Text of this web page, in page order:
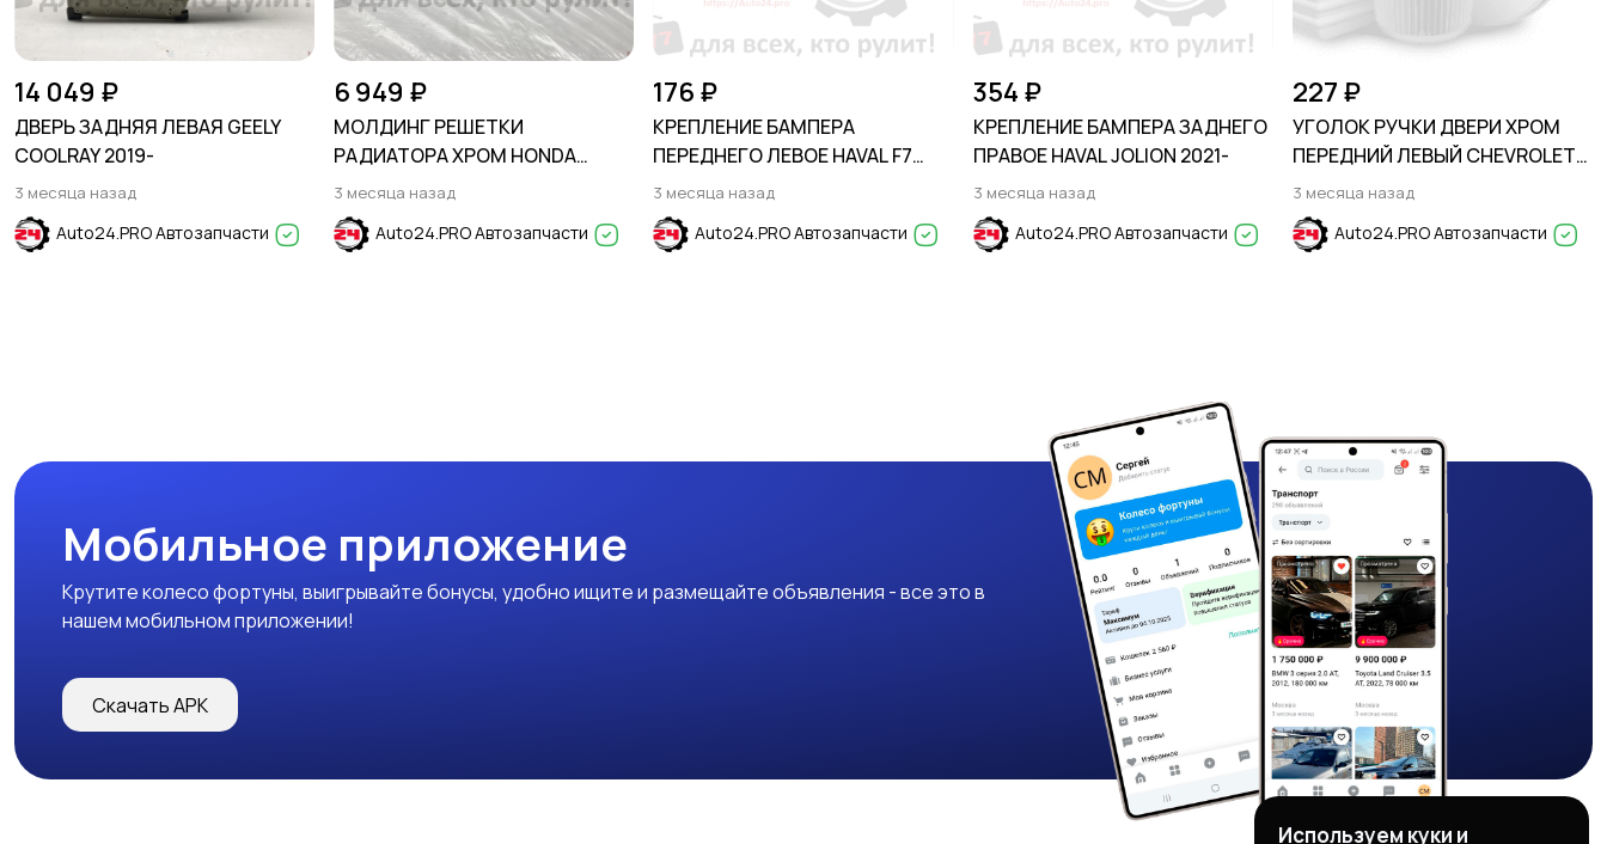
14 049 ₽
ДВЕРЬ ЗАДНЯЯ ЛЕВАЯ GEELY
COOLRAY 2019-
3 месяца назад
Auto24.PRO Автозапчасти
6 949 ₽
МОЛДИНГ РЕШЕТКИ
РАДИАТОРА ХРОМ HONDA
ACCORD X 2020-2023
3 месяца назад
Auto24.PRO Автозапчасти
176 ₽
КРЕПЛЕНИЕ БАМПЕРА
ПЕРЕДНЕГО ЛЕВОЕ HAVAL F7
2019-
3 месяца назад
Auto24.PRO Автозапчасти
354 ₽
КРЕПЛЕНИЕ БАМПЕРА ЗАДНЕГО
ПРАВОЕ HAVAL JOLION 2021-
3 месяца назад
Auto24.PRO Автозапчасти
227 ₽
УГОЛОК РУЧКИ ДВЕРИ ХРОМ
ПЕРЕДНИЙ ЛЕВЫЙ CHEVROLET
AVEO T250 2006-2012
3 месяца назад
Auto24.PRO Автозапчасти
Мобильное приложение
Крутите колесо фортуны, выигрывайте бонусы, удобно ищите и размещайте объявления - все это в
нашем мобильном приложении!
Скачать APK
Используем куки и